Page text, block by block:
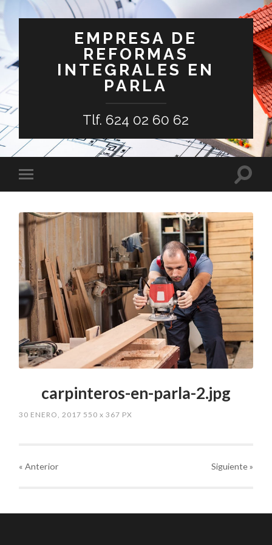
EMPRESA DE
REFORMAS
INTEGRALES EN
PARLA
Tlf. 624 02 60 62
carpinteros-en-parla-2.jpg
30 ENERO, 2017 550x 367 PX
« Anterior Siguiente»